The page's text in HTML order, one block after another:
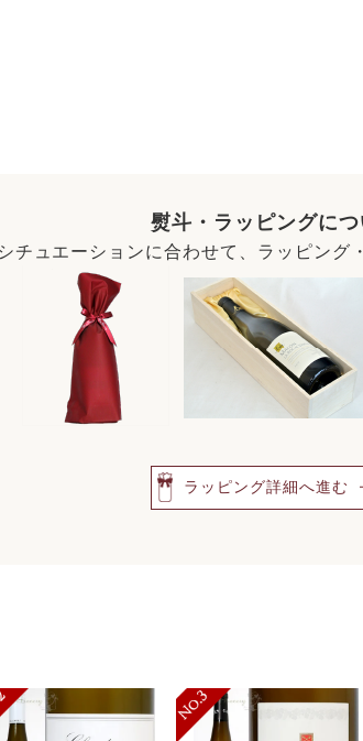
熨斗・ラッピングに
シチュエーションに合わせて、ラッピング
ラッピング詳細へ進む